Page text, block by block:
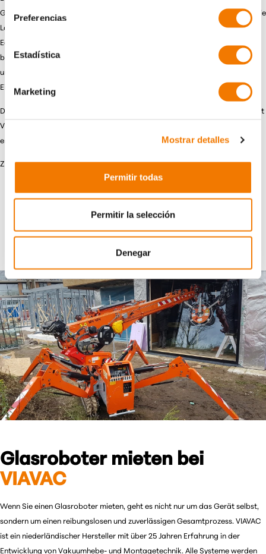
Preferencias
Estadística
Marketing
Mostrar detalles
Permitir todas
Permitir la selección
Denegar
Geräte arbeiten eigenständig und kommen ohne Kran aus. Dadurch wird die
Logistik deutlich vereinfacht und die Abhängigkeit von zusätzlichem
Equipment reduziert. Gleichzeitig sind die Glasroboter bewusst
benutzerfreundlich konzipiert. Ihr Team kann schnell starten, ohne
umfangreiche Einweisungen, und bleibt auch bei wechselnden
Einsatzbedingungen flexibel.
Das reduziert Abstimmungsaufwand, minimiert Fehlerquellen und verhindert
Verzögerungen im Projektablauf – insbesondere bei engen Zeitplänen ein
entscheidender Vorteil.
Zusätzlich profitieren Sie von:
flexiblen Mietzeiträumen
optionalem Transportservice
direkter Unterstützung bei Rückfragen
Glasroboter mieten bei
VIAVAC
Wenn Sie einen Glasroboter mieten, geht es nicht nur um das Gerät selbst,
sondern um einen reibungslosen und zuverlässigen Gesamtprozess. VIAVAC
ist ein niederländischer Hersteller mit über 25 Jahren Erfahrung in der
Entwicklung von Vakuumhebe- und Montagetechnik. Alle Systeme werden